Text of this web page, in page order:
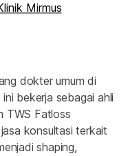
Mirmus
dokter umum di
bekerja sebagai ahli
TWS Fatloss
konsultasi terkait
shaping,